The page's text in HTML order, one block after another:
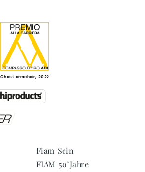
Ghost armchair, 2022
Fiam Sein
FIAM 50°Jahre